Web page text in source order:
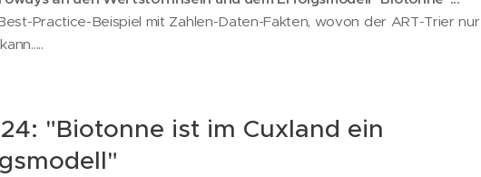
Practice-Beispiel mit Zahlen-Daten-Fakten, wovon der ART-Trier nur
"Biotonne ist im Cuxland ein